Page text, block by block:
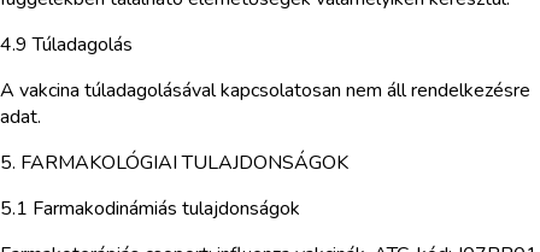
4.9 Túladagolás
A vakcina túladagolásával kapcsolatosan nem áll rendelkezésre
adat.
5. FARMAKOLÓGIAI TULAJDONSÁGOK
5.1 Farmakodinámiás tulajdonságok